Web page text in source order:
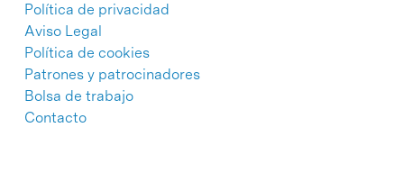
Política de privacidad
Aviso Legal
Política de cookies
Patrones y patrocinadores
Bolsa de trabajo
Contacto